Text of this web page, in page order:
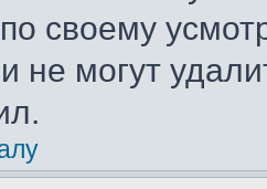
своему
не могут